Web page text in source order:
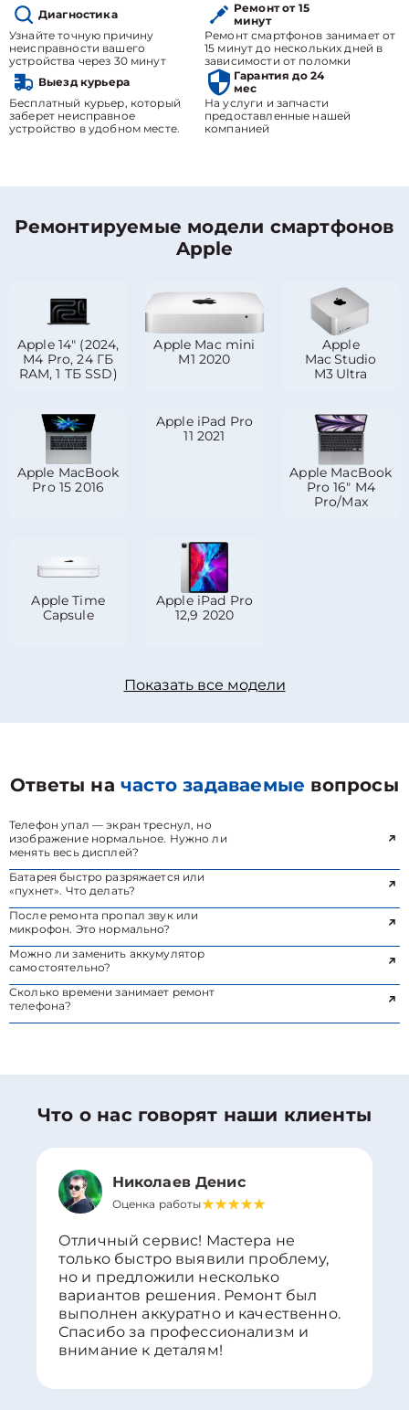
Диагностика
Узнайте точную причину
неисправности вашего
устройства через 30 минут
Ремонт от 15
минут
Ремонт смартфонов занимает от
15 минут до нескольких дней в
зависимости от поломки
Выезд курьера
Бесплатный курьер, который
заберет неисправное
устройство в удобном месте.
Гарантия до 24
мес
На услуги и запчасти
предоставленные нашей
компанией
Ремонтируемые модели смартфонов
Apple
Apple 14″ (2024,
M4 Pro, 24 ГБ
RAM, 1 ТБ SSD)
Apple Mac mini
M1 2020
Apple
Mac Studio
M3 Ultra
Apple MacBook
Pro 15 2016
Apple iPad Pro
11 2021
Apple MacBook
Pro 16″ M4
Pro/Max
Apple Time
Capsule
Apple iPad Pro
12,9 2020
Показать все модели
Ответы начасто задаваемые вопросы
Телефон упал — экран треснул, но
изображение нормальное. Нужно ли
менять весь дисплей?
Батарея быстро разряжается или
«пухнет». Что делать?
После ремонта пропал звук или
микрофон. Это нормально?
Можно ли заменить аккумулятор
самостоятельно?
Сколько времени занимает ремонт
телефона?
Что о нас говорят наши клиенты
Николаев Денис
Оценка работы
Отличный сервис! Мастера не
только быстро выявили проблему,
но и предложили несколько
вариантов решения. Ремонт был
выполнен аккуратно и качественно.
Спасибо за профессионализм и
внимание к деталям!